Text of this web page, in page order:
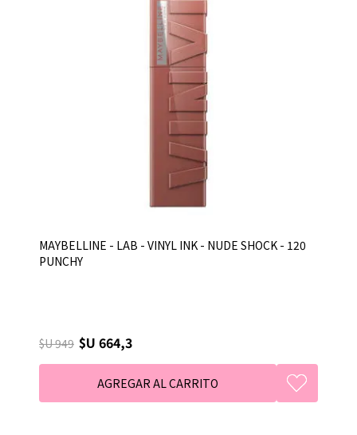
MAYBELLINE - LAB - VINYL INK - NUDE SHOCK - 120
PUNCHY
$U 949 $U 664,3